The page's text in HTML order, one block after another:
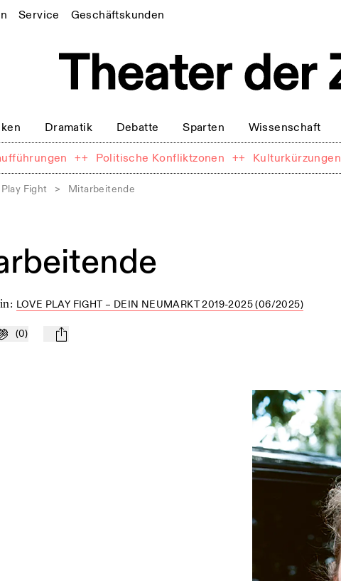
Service Geschäftskunden
Dramatik Debatte Sparten Wissenschaft
++ Politische Konfliktzonen ++ Kulturkürzungen
Fight > Mitarbeitende
: LOVE PLAY FIGHT – DEIN NEUMARKT 2019-2025 (06/2025)
hinzufügen
(0) mail